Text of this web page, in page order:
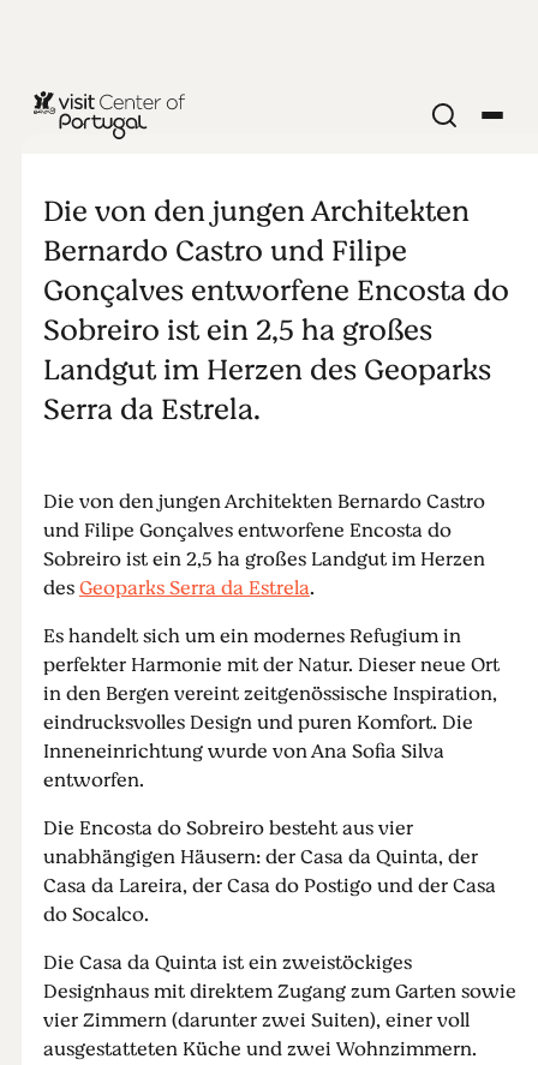
Encosta do
Sobreiro
Die von den jungen Architekten
Bernardo Castro und Filipe
Gonçalves entworfene Encosta do
Sobreiro ist ein 2,5 ha großes
Landgut im Herzen des Geoparks
Serra da Estrela.
Die von den jungen Architekten Bernardo Castro
und Filipe Gonçalves entworfene Encosta do
Sobreiro ist ein 2,5 ha großes Landgut im Herzen
desGeoparks Serra da Estrela.
Es handelt sich um ein modernes Refugium in
perfekter Harmonie mit der Natur. Dieser neue Ort
in den Bergen vereint zeitgenössische Inspiration,
eindrucksvolles Design und puren Komfort. Die
Inneneinrichtung wurde von Ana Sofia Silva
entworfen.
Die Encosta do Sobreiro besteht aus vier
unabhängigen Häusern: der Casa da Quinta, der
Casa da Lareira, der Casa do Postigo und der Casa
do Socalco.
Die Casa da Quinta ist ein zweistöckiges
Designhaus mit direktem Zugang zum Garten sowie
vier Zimmern (darunter zwei Suiten), einer voll
ausgestatteten Küche und zwei Wohnzimmern.